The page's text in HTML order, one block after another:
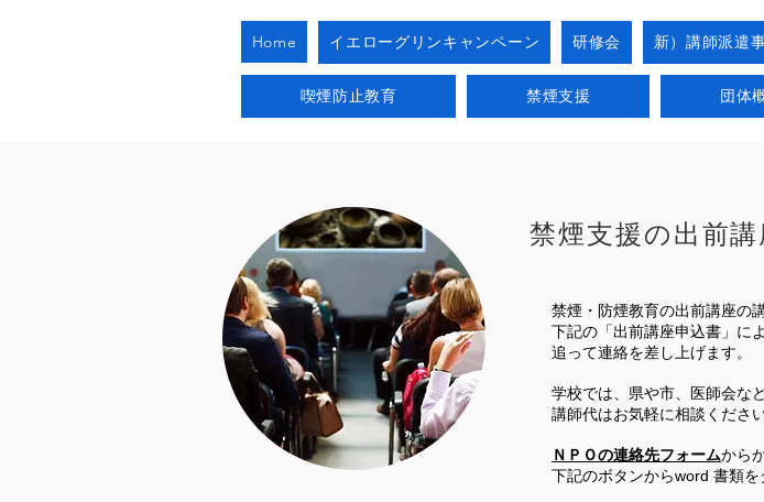
Home イエローグリンキャンペーン 研修会 新）講師派遣
喫煙防止教育 禁煙支援 団体
禁煙支援の出前
禁煙・防煙教育の出前講座の
下記の「出前講座申込書」に
追って連絡を差し上げます。
学校では、県や市、医師会な
講師代はお気軽に相談くださ
ＮＰＯの連絡先フォームからか
下記のボタンからword 書類を